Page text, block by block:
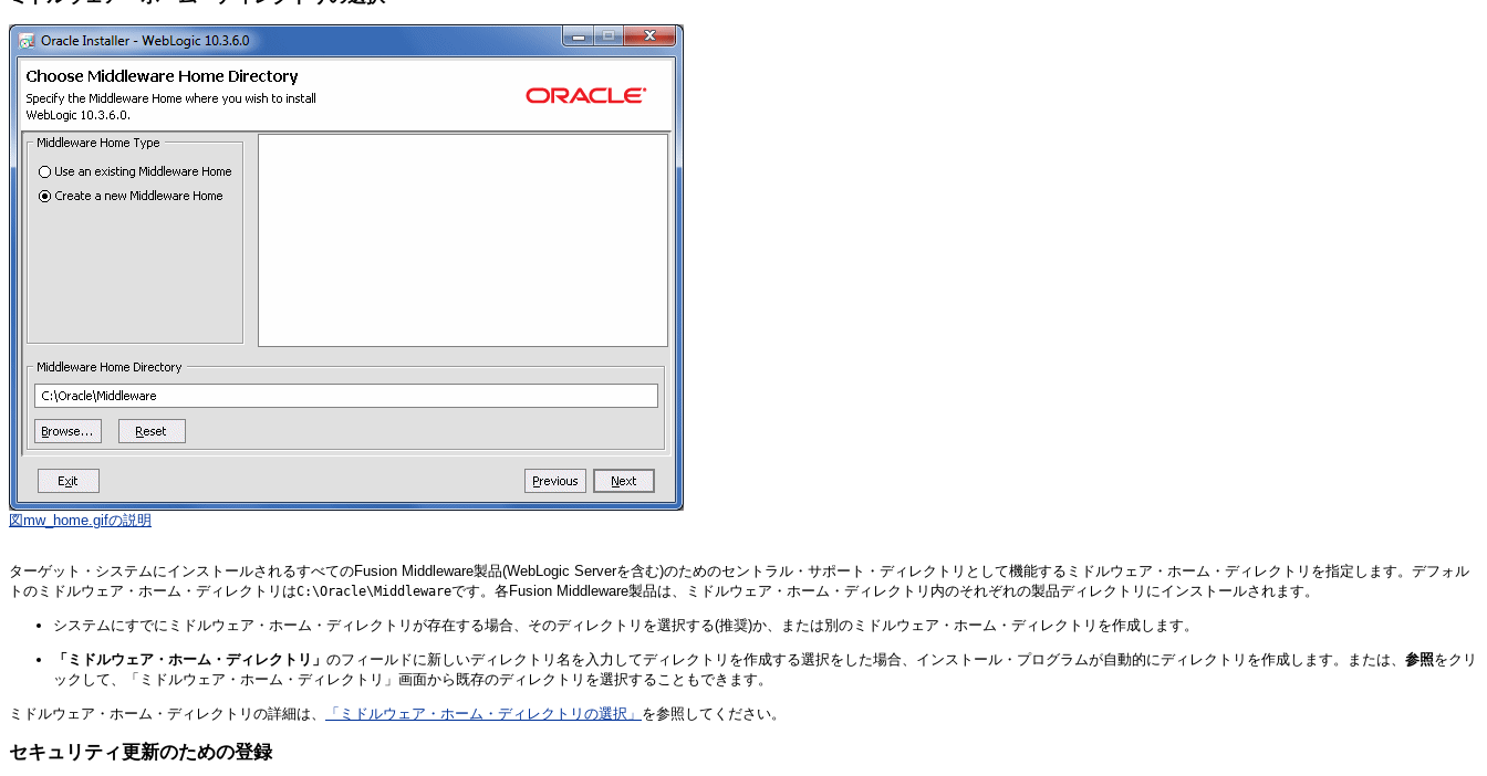
図mw_home.gifの説明
ターゲット・システムにインストールされるすべてのFusion Middleware製品(WebLogic Serverを含む)のためのセントラル・サポート・ディレクトリとして機能するミドルウェア・ホーム・ディレクトリを指定します。デフォル
トのミドルウェア・ホーム・ディレクトリはC:\Oracle\Middlewareです。各Fusion Middleware製品は、ミドルウェア・ホーム・ディレクトリ内のそれぞれの製品ディレクトリにインストールされます。
システムにすでにミドルウェア・ホーム・ディレクトリが存在する場合、そのディレクトリを選択する(推奨)か、または別のミドルウェア・ホーム・ディレクトリを作成します。
「ミドルウェア・ホーム・ディレクトリ」 のフィールドに新しいディレクトリ名を入力してディレクトリを作成する選択をした場合、インストール・プログラムが自動的にディレクトリを作成します。または、 参照をクリ
ックして、
「ミドルウェア・ホーム・ディレクトリ」 画面から既存のディレクトリを選択することもできます。
ミドルウェア・ホーム・ディレクトリの詳細は、 「ミドルウェア・ホーム・ディレクトリの選択」 を参照してください。
セキュリティ更新のための登録